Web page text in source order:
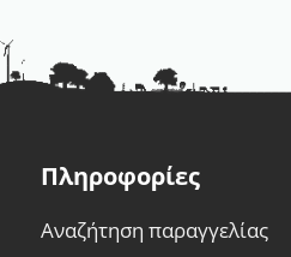
Πληροφορίες
Αναζήτηση παραγγελίας